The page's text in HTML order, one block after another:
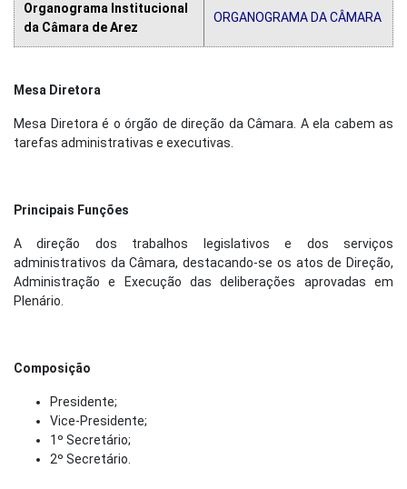
Organograma Institucional
da Câmara de Arez
ORGANOGRAMA DA CÂMARA
Mesa Diretora
Mesa Diretora é o órgão de direção da Câmara. A ela cabem as
tarefas administrativas e executivas.
Principais Funções
A direção dos trabalhos legislativos e dos serviços
administrativos da Câmara, destacando-se os atos de Direção,
Administração e Execução das deliberações aprovadas em
Plenário.
Composição
Presidente;
Vice-Presidente;
1º Secretário;
2º Secretário.